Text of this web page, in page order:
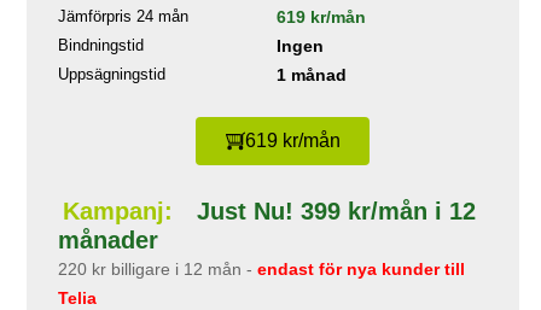
Jämförpris 24 mån 619 kr/mån
Bindningstid Ingen
Uppsägningstid 1 månad
619 kr/mån
Kampanj:
Just Nu! 399 kr/mån i 12
månader
220 kr billigare i 12 mån - endast för nya kunder till
Telia